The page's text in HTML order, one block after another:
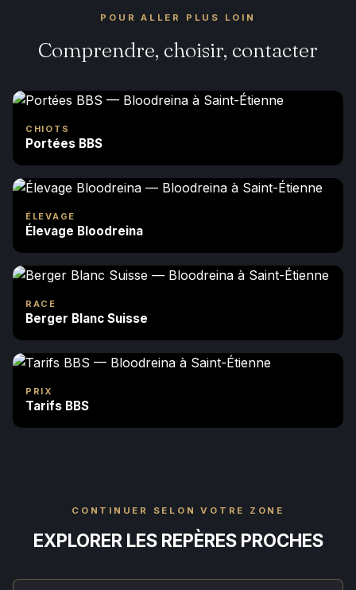
POUR ALLER PLUS LOIN
Comprendre, choisir, contacter
CHIOTS
Portées BBS
ÉLEVAGE
Élevage Bloodreina
RACE
Berger Blanc Suisse
PRIX
Tarifs BBS
CONTINUER SELON VOTRE ZONE
EXPLORER LES REPÈRES PROCHES